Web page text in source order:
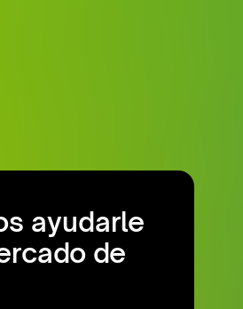
ayudarle
de